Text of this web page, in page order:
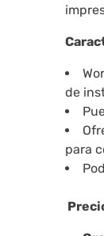
de
para